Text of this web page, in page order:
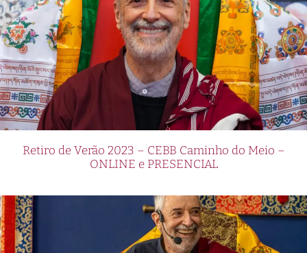
Retiro de Verão 2023 – CEBB Caminho do Meio –
ONLINE e PRESENCIAL